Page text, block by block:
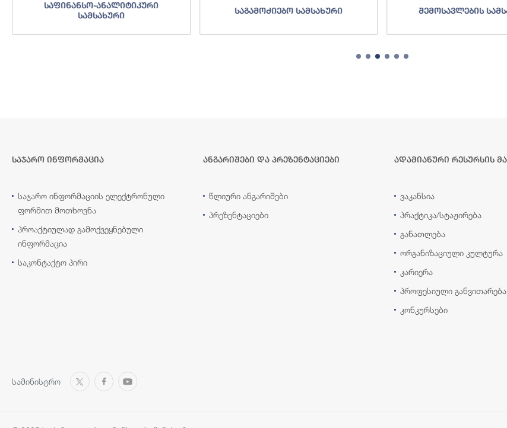
საფინანსო-ანალიტიკური
სამსახური
საგამოძიებო სამსახური
შემოსავლების
საჯარო ინფორმაცია
საჯარო ინფორმაციის ელექტრონული
ფორმით მოთხოვნა
პროაქტიულად გამოქვეყნებული
ინფორმაცია
საკონტაქტო პირი
ანგარიშები და პრეზენტაციები
წლიური ანგარიშები
პრეზენტაციები
ადამიანური რესურსის
ვაკანსია
პრაქტიკა/სტაჟირება
განათლება
ორგანიზაციული კულტურა
კარიერა
პროფესიული განვითარება
კონკურსები
სამინისტრო